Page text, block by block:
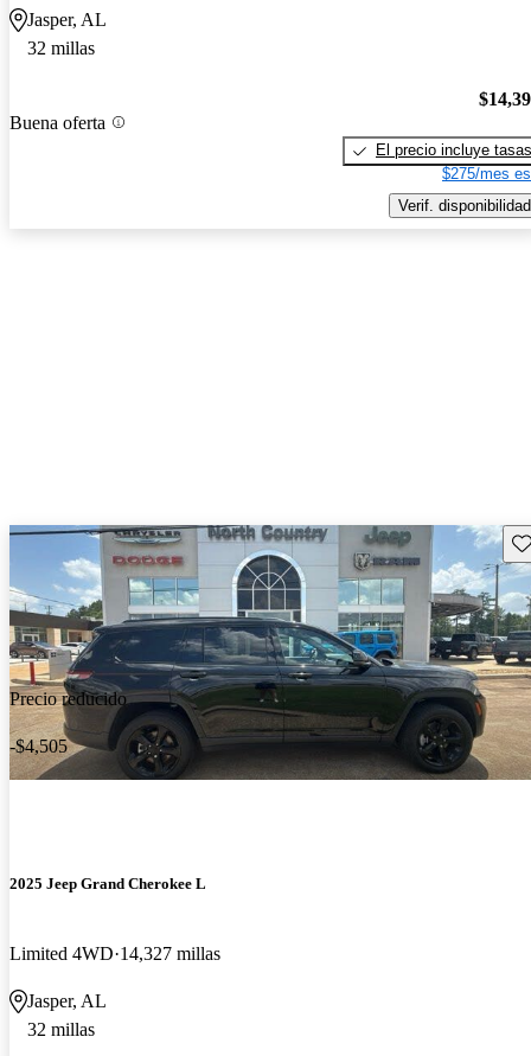
Jasper, AL
32 millas
Buena oferta
El precio incluye tasas
$275/mes
Verif. disponibilidad
Precio reducido
-$4,505
2025 Jeep Grand Cherokee L
Limited 4WD 14,327 millas
Jasper, AL
32 millas